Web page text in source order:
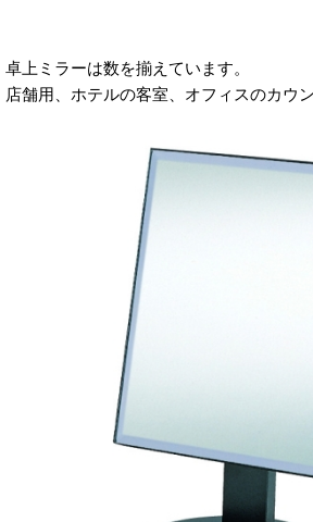
卓上ミラーは数を揃えています。
店舗用、ホテルの客室、オフィスのカウ